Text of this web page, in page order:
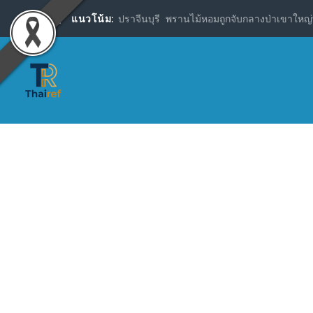
แนวโน้ม: ปราจีนบุรี พรานไม้หอมถูกจับกลางป่าเขาให